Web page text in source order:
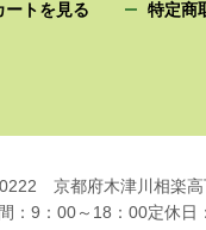
ートを見る 特定商
京都府木津川相楽
：9：00～18：00定休日